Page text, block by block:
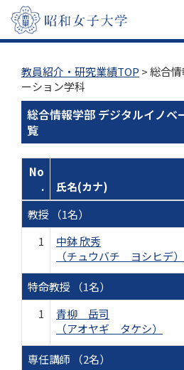
教員紹介・研究業績TOP > 総合
ーション学科
総合情報学部 デジタルイノベ
覧
No
.
氏名(カナ)
教授 （1名）
1
中鉢 欣秀
（チュウバチ ヨシヒデ）
特命教授 （1名）
1
青柳 岳司
（アオヤギ タケシ）
専任講師 （2名）